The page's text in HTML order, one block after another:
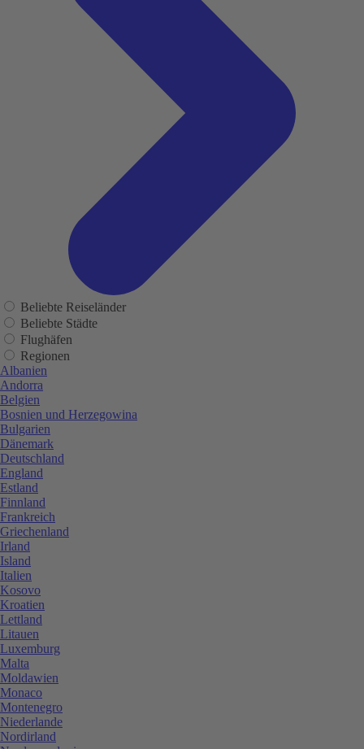
Beliebte Reiseländer
Beliebte Städte
Flughäfen
Regionen
Albanien
Andorra
Belgien
Bosnien und Herzegowina
Bulgarien
Dänemark
Deutschland
England
Estland
Finnland
Frankreich
Griechenland
Irland
Island
Italien
Kosovo
Kroatien
Lettland
Litauen
Luxemburg
Malta
Moldawien
Monaco
Montenegro
Niederlande
Nordirland